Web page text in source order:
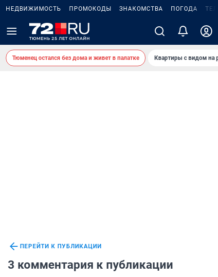
НЕДВИЖИМОСТЬ ПРОМОКОДЫ ЗНАКОМСТВА ПОГОДА
Тюменец остался без дома и живет в палатке Квартиры с видом на
ПЕРЕЙТИ К ПУБЛИКАЦИИ
3 комментария к публикации